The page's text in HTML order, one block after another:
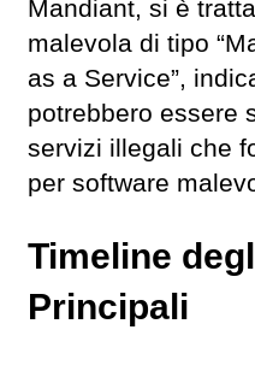
Mandiant, si è
malevola di tipo
as a Service”,
potrebbero essere
servizi illegali che
per software
Timeline
Principali